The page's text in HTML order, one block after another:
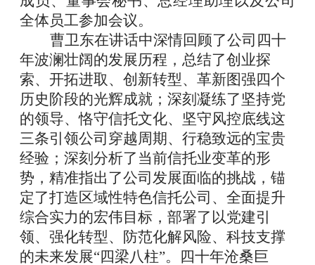
全体员工参加会议。
曹卫东在讲话中深情回顾了公司四十
年波澜壮阔的发展历程，总结了创业探
索、开拓进取、创新转型、革新图强四个
历史阶段的光辉成就；深刻凝练了坚持党
的领导、恪守信托文化、坚守风控底线这
三条引领公司穿越周期、行稳致远的宝贵
经验；深刻分析了当前信托业变革的形
势，精准指出了公司发展面临的挑战，锚
定了打造区域性特色信托公司、全面提升
综合实力的宏伟目标，部署了以党建引
领、强化转型、防范化解风险、科技支撑
的未来发展“四梁八柱”。 四十年沧桑巨